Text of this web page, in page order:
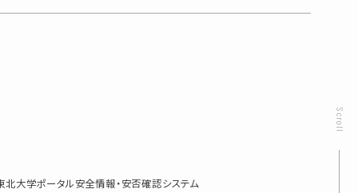
Scroll
北大学ポータル安全情報・安否確認システム